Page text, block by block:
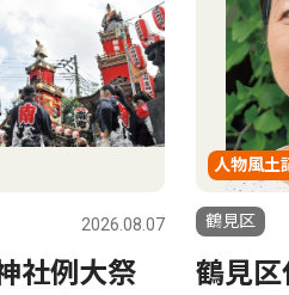
2026.08.06
婦人会の会
社会
港北区
もしも